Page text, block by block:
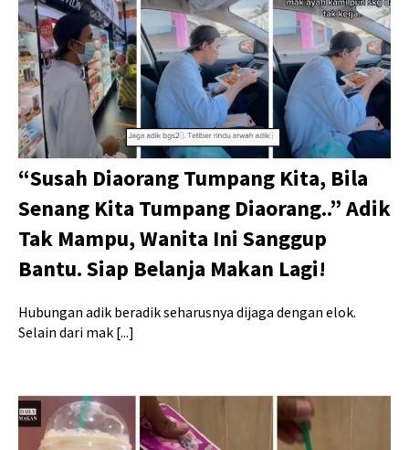
“Susah Diaorang Tumpang Kita, Bila
Senang Kita Tumpang Diaorang..” Adik
Tak Mampu, Wanita Ini Sanggup
Bantu. Siap Belanja Makan Lagi!
Hubungan adik beradik seharusnya dijaga dengan elok.
Selain dari mak [...]